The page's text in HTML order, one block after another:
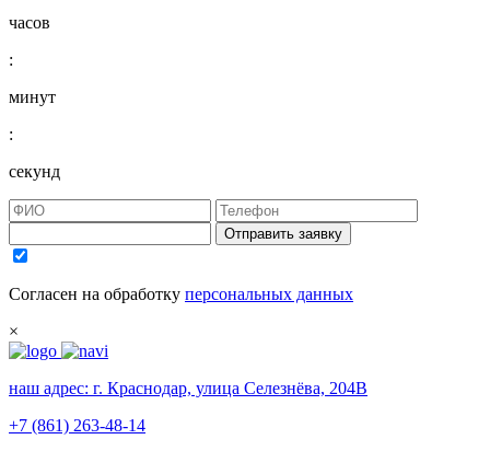
часов
:
минут
:
секунд
Отправить заявку
Согласен на обработку персональных данных
×
наш адрес: г. Краснодар, улица Селезнёва, 204В
+7 (861) 263-48-14